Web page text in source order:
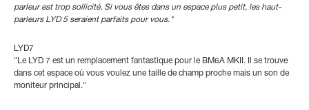
parleur est trop sollicité. Si vous êtes dans un espace plus petit, les haut-
parleurs LYD 5 seraient parfaits pour vous."
LYD7
"Le LYD 7 est un remplacement fantastique pour le BM6A MKII. Il se trouve
dans cet espace où vous voulez une taille de champ proche mais un son de
moniteur principal."